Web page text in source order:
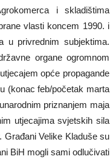
i skladištima
vlasti koncem 1990. i
u privrednim subjektima.
organe ogromnom
opće propagande
(konac feb/početak marta
priznanjem maja
utjecajima svjetskih sila
Velike Kladuše su
BiH mogli sami odlučivati